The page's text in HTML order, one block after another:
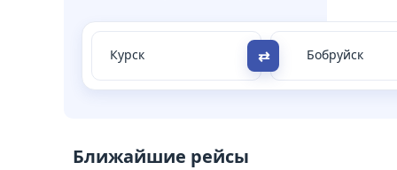
⇄
Ближайшие рейсы